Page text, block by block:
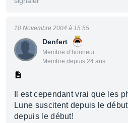
Denfert
Membre d’honneur
Membre depuis 24 ans
10 Novembre 2004 à 15:55
Il est cependant vrai que les
Lune suscitent depuis le
depuis le début!